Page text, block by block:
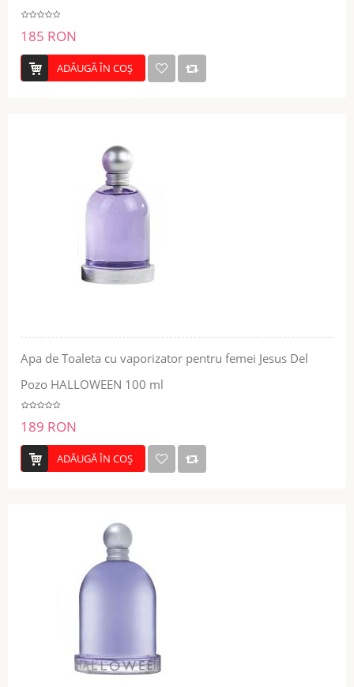
185 RON
ADĂUGĂ ÎN COŞ
Apa de Toaleta cu vaporizator pentru femei Jesus Del
Pozo HALLOWEEN 100 ml
189 RON
ADĂUGĂ ÎN COŞ